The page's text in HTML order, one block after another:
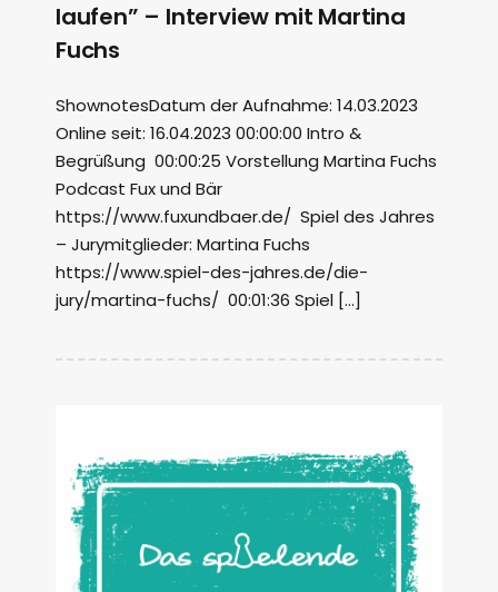
laufen” – Interview mit Martina
Fuchs
ShownotesDatum der Aufnahme: 14.03.2023
Online seit: 16.04.2023 00:00:00 Intro &
Begrüßung 00:00:25 Vorstellung Martina Fuchs
Podcast Fux und Bär
https://www.fuxundbaer.de/ Spiel des Jahres
– Jurymitglieder: Martina Fuchs
https://www.spiel-des-jahres.de/die-
jury/martina-fuchs/ 00:01:36 Spiel […]